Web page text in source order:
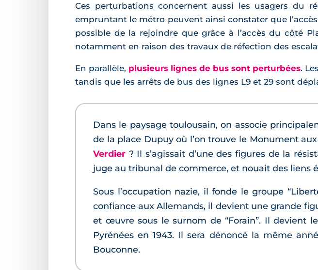
Ces perturbations concernent aussi les usagers du
empruntant le métro peuvent ainsi constater que
possible de la rejoindre que grâce à l’accès du côté
notamment en raison des travaux de réfection des
En parallèle, plusieurs lignes de bus sont perturbées.
tandis que les arrêts de bus des lignes L9 et 29 sont
Dans le paysage toulousain, on associe
de la place Dupuy où l’on trouve le Monument
Verdier ? Il s’agissait d’une des figures de la
juge au tribunal de commerce, et nouait des liens
Sous l’occupation nazie, il fonde le groupe
confiance aux Allemands, il devient une grande
et œuvre sous le surnom de “Forain”. Il devient
Pyrénées en 1943. Il sera dénoncé la même
Bouconne.